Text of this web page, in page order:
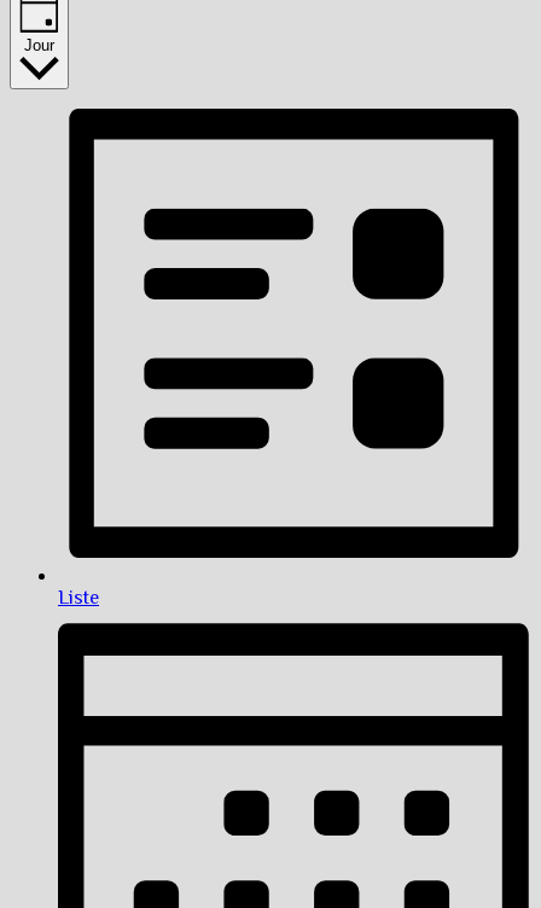
Jour
Liste